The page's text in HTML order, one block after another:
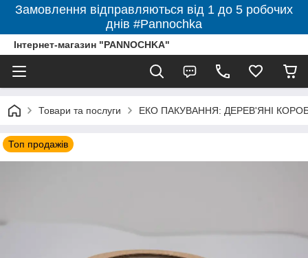
Замовлення відправляються від 1 до 5 робочих
днів #Pannochka
Інтернет-магазин "PANNOCHKA"
Товари та послуги ЕКО ПАКУВАННЯ: ДЕРЕВ'ЯНІ
Топ продажів